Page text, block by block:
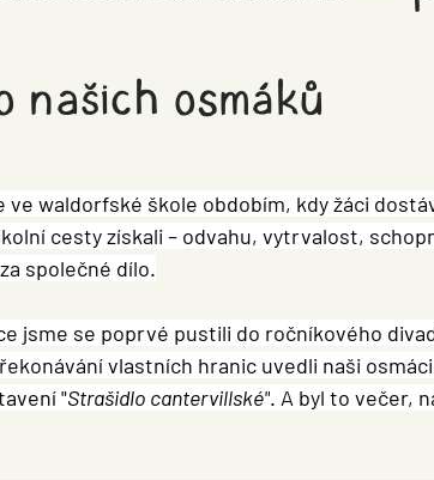
našich osmáků
ve waldorfské škole obdobím, kdy žáci
cesty získali – odvahu, vytrvalost,
společné dílo.
jsme se poprvé pustili do ročníkového
vlastních hranic uvedli naši
"Strašidlo cantervillské". A byl to večer,